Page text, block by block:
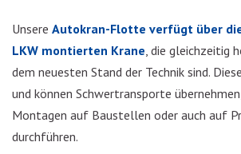
Unsere Autokran-Flotte verfügt über
LKW montierten Krane, die gleichzeitig
dem neuesten Stand der Technik sind.
und können Schwertransporte
Montagen auf Baustellen oder auch auf
durchführen.